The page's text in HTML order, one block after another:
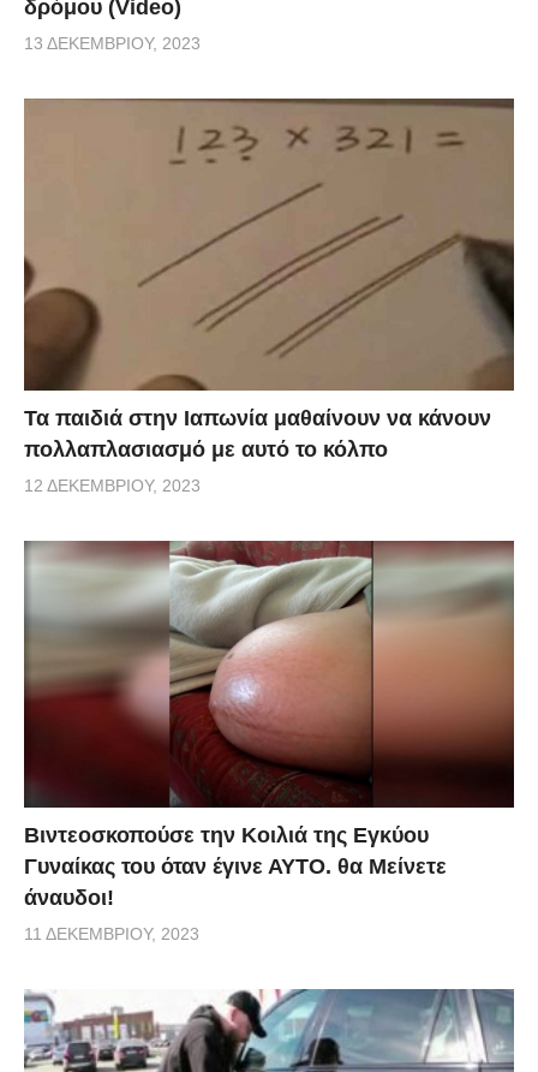
δρόμου (Video)
13 ΔΕΚΕΜΒΡΊΟΥ, 2023
Τα παιδιά στην Ιαπωνία μαθαίνουν να κάνουν
πολλαπλασιασμό με αυτό το κόλπο
12 ΔΕΚΕΜΒΡΊΟΥ, 2023
Βιντεοσκοπούσε την Κοιλιά της Εγκύου
Γυναίκας του όταν έγινε ΑΥΤΟ. θα Μείνετε
άναυδοι!
11 ΔΕΚΕΜΒΡΊΟΥ, 2023